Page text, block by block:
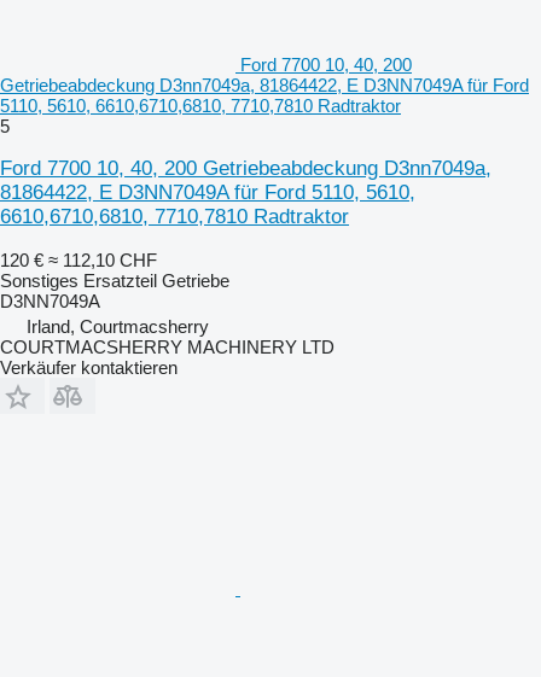
Ford 7700 10, 40, 200
Getriebeabdeckung D3nn7049a, 81864422, E D3NN7049A für Ford
5110, 5610, 6610,6710,6810, 7710,7810 Radtraktor
5
Ford 7700 10, 40, 200 Getriebeabdeckung D3nn7049a,
81864422, E D3NN7049A für Ford 5110, 5610,
6610,6710,6810, 7710,7810 Radtraktor
120 € ≈ 112,10 CHF
Sonstiges Ersatzteil Getriebe
D3NN7049A
Irland, Courtmacsherry
COURTMACSHERRY MACHINERY LTD
Verkäufer kontaktieren